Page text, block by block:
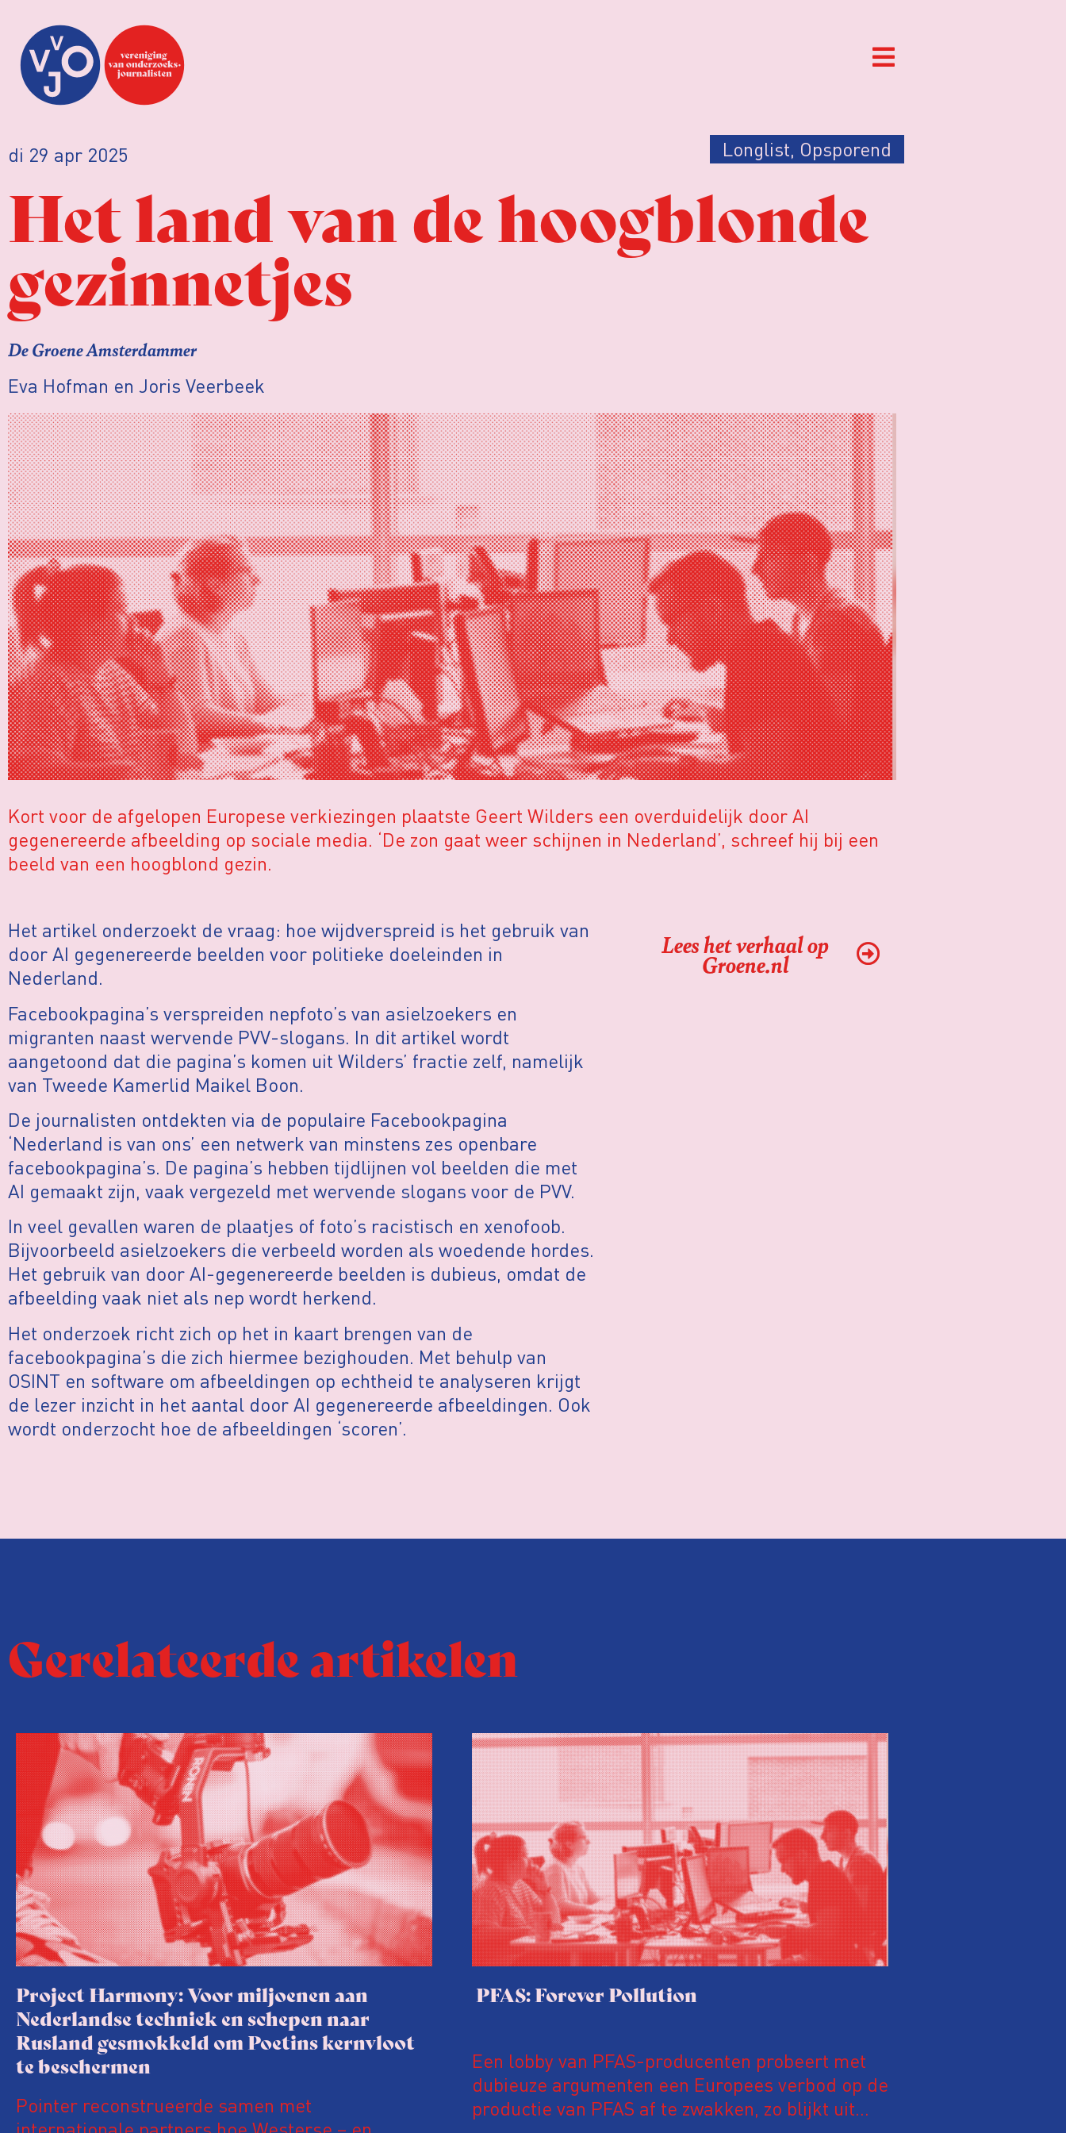
di 29 apr 2025 Longlist, Opsporend
Het land van de hoogblonde
gezinnetjes
De Groene Amsterdammer
Eva Hofman en Joris Veerbeek
Kort voor de afgelopen Europese verkiezingen plaatste Geert Wilders een overduidelijk door AI
gegenereerde afbeelding op sociale media. ‘De zon gaat weer schijnen in Nederland’, schreef hij bij een
beeld van een hoogblond gezin.
Het artikel onderzoekt de vraag: hoe wijdverspreid is het gebruik van
door AI gegenereerde beelden voor politieke doeleinden in
Nederland.
Facebookpagina’s verspreiden nepfoto’s van asielzoekers en
migranten naast wervende PVV-slogans. In dit artikel wordt
aangetoond dat die pagina’s komen uit Wilders’ fractie zelf, namelijk
van Tweede Kamerlid Maikel Boon.
De journalisten ontdekten via de populaire Facebookpagina
‘Nederland is van ons’ een netwerk van minstens zes openbare
facebookpagina’s. De pagina’s hebben tijdlijnen vol beelden die met
AI gemaakt zijn, vaak vergezeld met wervende slogans voor de PVV.
In veel gevallen waren de plaatjes of foto’s racistisch en xenofoob.
Bijvoorbeeld asielzoekers die verbeeld worden als woedende hordes.
Het gebruik van door AI-gegenereerde beelden is dubieus, omdat de
afbeelding vaak niet als nep wordt herkend.
Het onderzoek richt zich op het in kaart brengen van de
facebookpagina’s die zich hiermee bezighouden. Met behulp van
OSINT en software om afbeeldingen op echtheid te analyseren krijgt
de lezer inzicht in het aantal door AI gegenereerde afbeeldingen. Ook
wordt onderzocht hoe de afbeeldingen ‘scoren’.
Lees het verhaal op
Groene.nl
Gerelateerde artikelen
Project Harmony: Voor miljoenen aan
Nederlandse techniek en schepen naar
Rusland gesmokkeld om Poetins kernvloot
te beschermen
Pointer reconstrueerde samen met
PFAS: Forever Pollution
Een lobby van PFAS-producenten probeert met
dubieuze argumenten een Europees verbod op de
productie van PFAS af te zwakken, zo blijkt uit